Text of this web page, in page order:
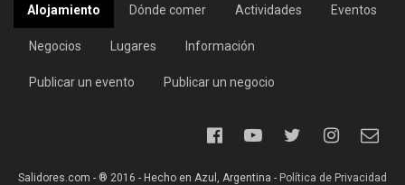
Alojamiento Dónde comer Actividades Eventos
Negocios Lugares Información
Publicar un evento Publicar un negocio
Salidores.com - ® 2016 - Hecho en Azul, Argentina - Política de Privacidad